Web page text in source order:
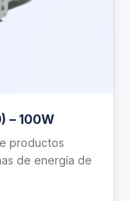
– 100W
productos
de energía de